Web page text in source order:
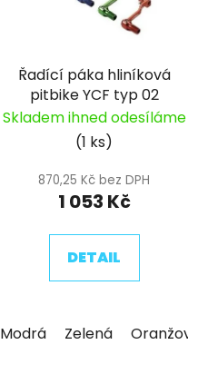
Řadící páka hliníková
pitbike YCF typ 02
Skladem ihned odesíláme
(1 ks)
870,25 Kč bez DPH
1 053 Kč
DETAIL
Modrá Zelená